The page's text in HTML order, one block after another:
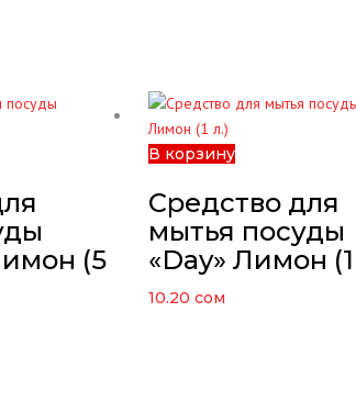
(5
В корзину
Средство для
мытья посуды
«Day» Лимон (1
10.20 сом